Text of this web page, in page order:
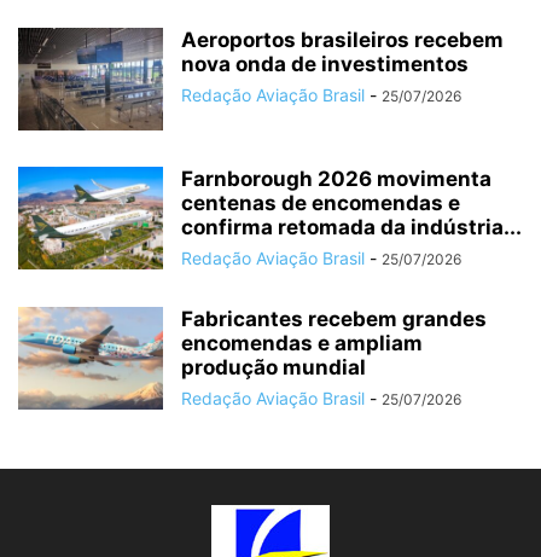
Aeroportos brasileiros recebem
nova onda de investimentos
Redação Aviação Brasil - 25/07/2026
Farnborough 2026 movimenta
centenas de encomendas e
confirma retomada da indústria...
Redação Aviação Brasil - 25/07/2026
Fabricantes recebem grandes
encomendas e ampliam
produção mundial
Redação Aviação Brasil - 25/07/2026